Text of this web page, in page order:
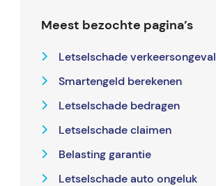
Meest bezochte pagina’s
Letselschade verkeersongeval
Smartengeld berekenen
Letselschade bedragen
Letselschade claimen
Belasting garantie
Letselschade auto ongeluk